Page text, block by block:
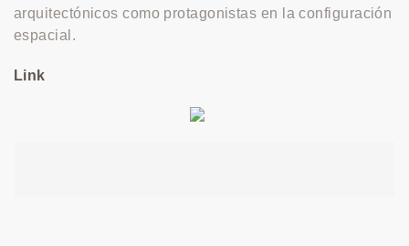
arquitectónicos como protagonistas en la configuración
espacial.
Link